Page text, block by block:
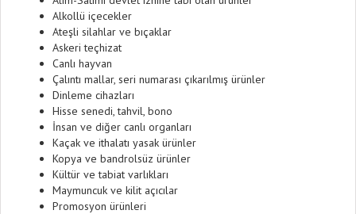
Alkollü içecekler
Ateşli silahlar ve bıçaklar
Askeri teçhizat
Canlı hayvan
Çalıntı mallar, seri numarası çıkarılmış ürünler
Dinleme cihazları
Hisse senedi, tahvil, bono
İnsan ve diğer canlı organları
Kaçak ve ithalatı yasak ürünler
Kopya ve bandrolsüz ürünler
Kültür ve tabiat varlıkları
Maymuncuk ve kilit açıcılar
Promosyon ürünleri